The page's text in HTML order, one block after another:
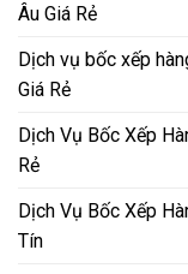
Âu Giá Rẻ
Dịch vụ bốc xếp
Giá Rẻ
Dịch Vụ Bốc Xếp
Rẻ
Dịch Vụ Bốc Xếp
Tín